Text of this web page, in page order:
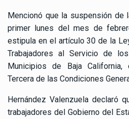
Mencionó que la suspensión
primer lunes del mes de
estipula en el artículo 30 de la
Trabajadores al Servicio de
Municipios de Baja California,
Tercera de las Condiciones
Hernández Valenzuela declaró
trabajadores del Gobierno del